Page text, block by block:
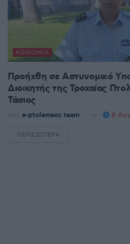
ΚΟΙΝΩΝΊΑ
Προήχθη σε Αστυνομικό
Διοικητής της Τροχαίας
Τάσιος
από e-ptolemeos team 8
ΠΕΡΙΣΣΌΤΕΡΑ